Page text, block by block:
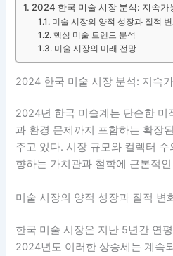
2024 한국 미술 시장 분석: 지속가
미술 시장의 양적 성장과 질적
핵심 미술 트렌드 분석
미술 시장의 미래 전망
2024 한국 미술 시장 분석: 지속
2024년 한국 미술계는 단순한 미
과 환경 문제까지 포함하는 확장
주고 있다. 시장 규모와 컬렉터 수
향하는 가치관과 철학에 근본적
미술 시장의 양적 성장과 질적 변
한국 미술 시장은 지난 5년간 연
2024년도 이러한 상승세는 계속